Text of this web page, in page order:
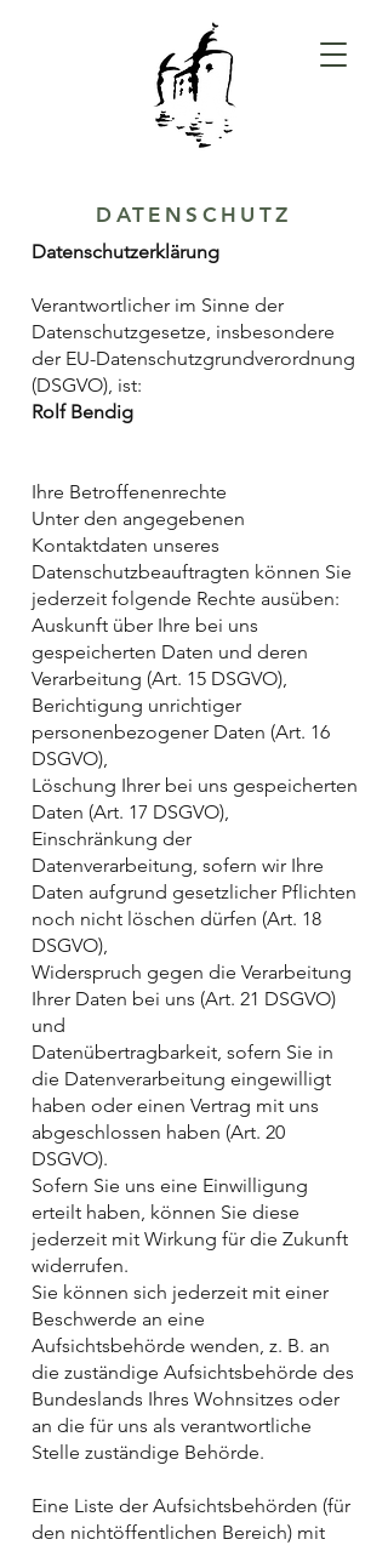
DATENSCHUTZ
Datenschutzerklärung
Verantwortlicher im Sinne der
Datenschutzgesetze, insbesondere
der EU-Datenschutzgrundverordnung
(DSGVO), ist:
Rolf Bendig
Ihre Betroffenenrechte
Unter den angegebenen
Kontaktdaten unseres
Datenschutzbeauftragten können Sie
jederzeit folgende Rechte ausüben:
Auskunft über Ihre bei uns
gespeicherten Daten und deren
Verarbeitung (Art. 15 DSGVO),
Berichtigung unrichtiger
personenbezogener Daten (Art. 16
DSGVO),
Löschung Ihrer bei uns gespeicherten
Daten (Art. 17 DSGVO),
Einschränkung der
Datenverarbeitung, sofern wir Ihre
Daten aufgrund gesetzlicher Pflichten
noch nicht löschen dürfen (Art. 18
DSGVO),
Widerspruch gegen die Verarbeitung
Ihrer Daten bei uns (Art. 21 DSGVO)
und
Datenübertragbarkeit, sofern Sie in
die Datenverarbeitung eingewilligt
haben oder einen Vertrag mit uns
abgeschlossen haben (Art. 20
DSGVO).
Sofern Sie uns eine Einwilligung
erteilt haben, können Sie diese
jederzeit mit Wirkung für die Zukunft
widerrufen.
Sie können sich jederzeit mit einer
Beschwerde an eine
Aufsichtsbehörde wenden, z. B. an
die zuständige Aufsichtsbehörde des
Bundeslands Ihres Wohnsitzes oder
an die für uns als verantwortliche
Stelle zuständige Behörde.
Eine Liste der Aufsichtsbehörden (für
den nichtöffentlichen Bereich) mit